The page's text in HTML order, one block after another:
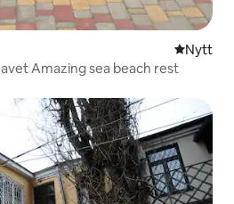
NyttNytt
Amazing sea beach rest